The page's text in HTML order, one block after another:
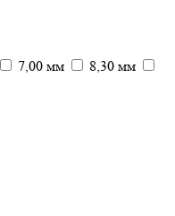
7,00 мм
8,30 мм